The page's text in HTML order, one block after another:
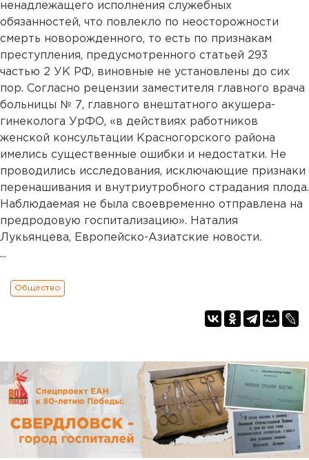
ненадлежащего исполнения служебных
обязанностей, что повлекло по неосторожности
смерть новорожденного, то есть по признакам
преступления, предусмотренного статьей 293
частью 2 УК РФ, виновные не установлены до сих
пор. Согласно рецензии заместителя главного врача
больницы № 7, главного внештатного акушера-
гинеколога УрФО, «в действиях работников
женской консультации Красногорского района
имелись существенные ошибки и недостатки. Не
проводились исследования, исключающие признаки
перенашивания и внутриутробного страдания плода.
Наблюдаемая не была своевременно отправлена на
предродовую госпитализацию». Наталия
Лукьянцева, Европейско-Азиатские новости.
...
Общество